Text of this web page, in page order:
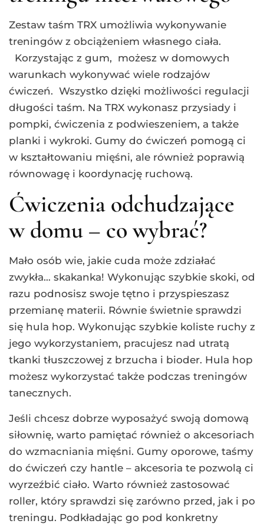
Zestaw taśm TRX umożliwia wykonywanie
treningów z obciążeniem własnego ciała.
Korzystając z gum, możesz w domowych
warunkach wykonywać wiele rodzajów
ćwiczeń. Wszystko dzięki możliwości regulacji
długości taśm. Na TRX wykonasz przysiady i
pompki, ćwiczenia z podwieszeniem, a także
planki i wykroki. Gumy do ćwiczeń pomogą ci
w kształtowaniu mięśni, ale również poprawią
równowagę i koordynację ruchową.
Ćwiczenia odchudzające
w domu – co wybrać?
Mało osób wie, jakie cuda może zdziałać
zwykła… skakanka! Wykonując szybkie skoki, od
razu podnosisz swoje tętno i przyspieszasz
przemianę materii. Równie świetnie sprawdzi
się hula hop. Wykonując szybkie koliste ruchy z
jego wykorzystaniem, pracujesz nad utratą
tkanki tłuszczowej z brzucha i bioder. Hula hop
możesz wykorzystać także podczas treningów
tanecznych.
Jeśli chcesz dobrze wyposażyć swoją domową
siłownię, warto pamiętać również o akcesoriach
do wzmacniania mięśni. Gumy oporowe, taśmy
do ćwiczeń czy hantle – akcesoria te pozwolą ci
wyrzeźbić ciało. Warto również zastosować
roller, który sprawdzi się zarówno przed, jak i po
treningu. Podkładając go pod konkretny